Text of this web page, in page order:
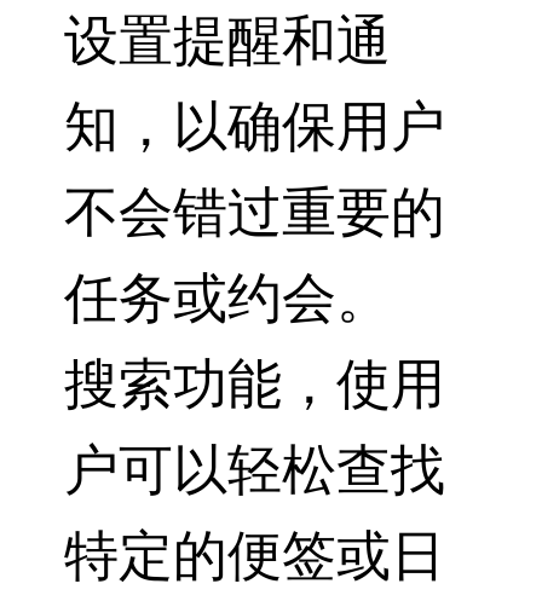
设置提醒和通
知，以确保用户
不会错过重要的
任务或约会。
搜索功能，使用
户可以轻松查找
特定的便签或日